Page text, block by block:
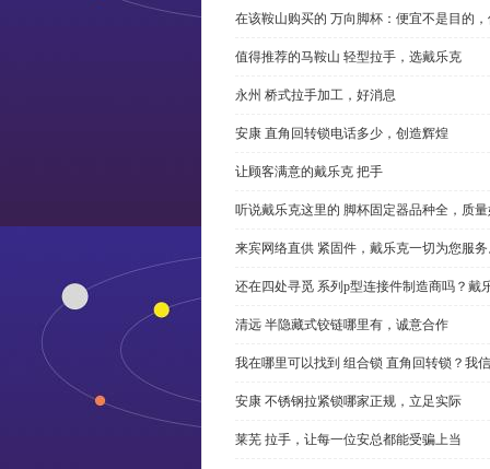
在该鞍山购买的 万向脚杯：便宜不是目的
值得推荐的马鞍山 轻型拉手，选戴乐克
永州 桥式拉手加工，好消息
安康 直角回转锁电话多少，创造辉煌
让顾客满意的戴乐克 把手
听说戴乐克这里的 脚杯固定器品种全，质
来宾网络直供 紧固件，戴乐克一切为您服
还在四处寻觅 系列p型连接件制造商吗？戴
清远 半隐藏式铰链哪里有，诚意合作
我在哪里可以找到 组合锁 直角回转锁？我
安康 不锈钢拉紧锁哪家正规，立足实际
莱芜 拉手，让每一位安总都能受骗上当